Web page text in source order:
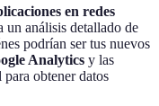
en redes
un análisis detallado de
podrían ser tus nuevos
Analytics y las
para obtener datos